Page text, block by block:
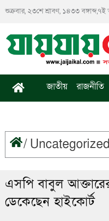
শুক্রবার, ২৩শে শ্রাবণ, ১৪৩৩
জাতীয় রাজনীতি
/ Uncategorized
এসপি বাবুল
ডেকেছেন হাইকোর্ট